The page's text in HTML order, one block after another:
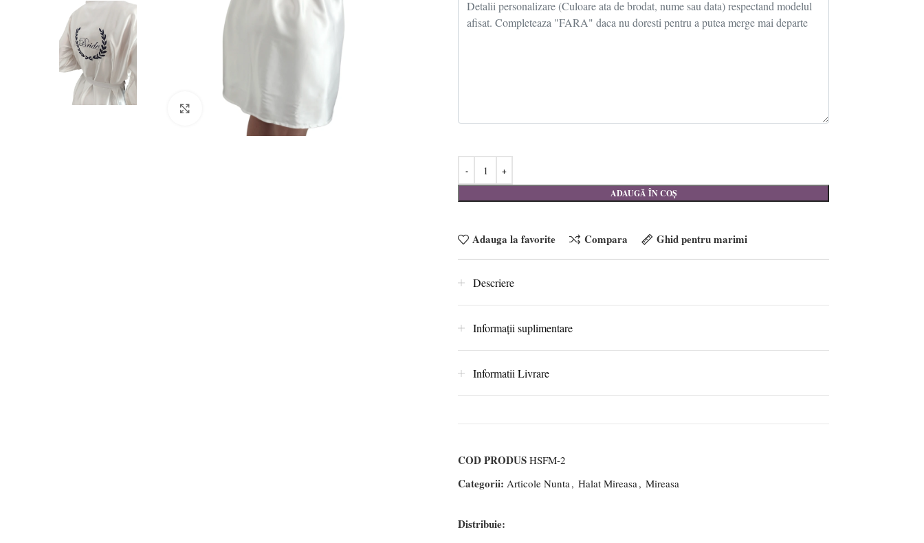
Click to enlarge
ADAUGĂ ÎN COȘ
Adauga la favorite Compara Ghid pentru marimi
Descriere
Informații suplimentare
Informatii Livrare
COD PRODUS HSFM-2
Categorii: Articole Nunta, Halat Mireasa, Mireasa
Distribuie: